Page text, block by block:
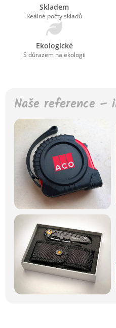
Skladem
Reálné počty skladů
Ekologické
S důrazem na ekologii
Naše reference